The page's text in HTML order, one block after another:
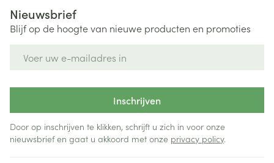
Nieuwsbrief
Blijf op de hoogte van nieuwe producten en promoties
Inschrijven
Door op inschrijven te klikken, schrijft u zich in voor onze
nieuwsbrief en gaat u akkoord met onze privacy policy.